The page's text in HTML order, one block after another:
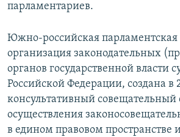
парламентариев.
Южно-российская парламентская
организация законодательных
органов государственной власти
Российской Федерации, создана в
консультативный совещательный
осуществления
в едином правовом пространстве